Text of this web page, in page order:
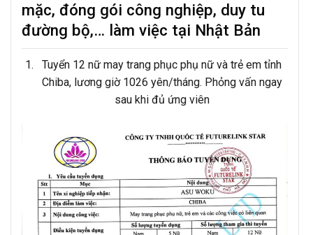
mặc, đóng gói công nghiệp, duy tu
đường bộ,… làm việc tại Nhật Bản
Tuyển 12 nữ may trang phục phụ nữ và trẻ em tỉnh
Chiba, lương giờ 1026 yên/tháng. Phỏng vấn ngay
sau khi đủ ứng viên